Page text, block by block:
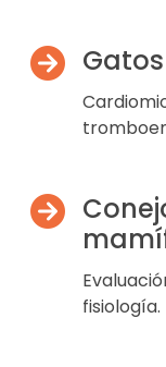
Gatos
fisiología.